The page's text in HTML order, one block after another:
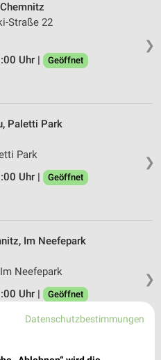
❯
Straße 22
Uhr |
Geöffnet
❯
Paletti Park
Park
Uhr |
Geöffnet
❯
Im Neefepark
Neefepark
Uhr |
Geöffnet
Datenschutzbestimmungen